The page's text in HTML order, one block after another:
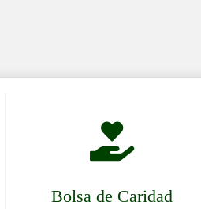

Bolsa de Caridad